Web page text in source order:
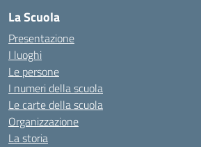
La Scuola
Presentazione
I luoghi
Le persone
I numeri della scuola
Le carte della scuola
Organizzazione
La storia